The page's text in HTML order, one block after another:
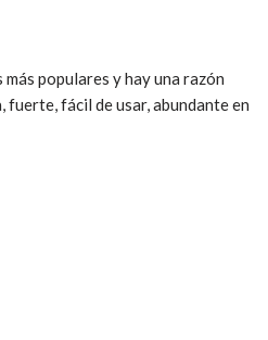
populares y hay una razón
fuerte, fácil de usar, abundante en